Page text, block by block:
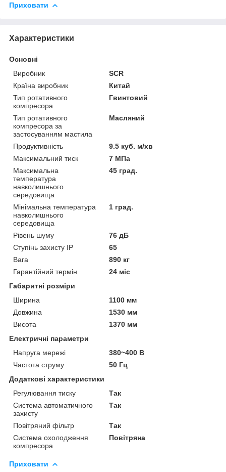
Приховати
Характеристики
Основні
Виробник
SCR
Країна виробник
Китай
Тип ротативного
компресора
Гвинтовий
Тип ротативного
компресора за
застосуванням мастила
Масляний
Продуктивність
9.5 куб. м/хв
Максимальний тиск
7 МПа
Максимальна
температура
навколишнього
середовища
45 град.
Мінімальна температура
навколишнього
середовища
1 град.
Рівень шуму
76 дБ
Ступінь захисту IP
65
Вага
890 кг
Гарантійний термін
24 міс
Габаритні розміри
Ширина
1100 мм
Довжина
1530 мм
Висота
1370 мм
Електричні параметри
Напруга мережі
380~400 В
Частота струму
50 Гц
Додаткові характеристики
Регулювання тиску
Так
Система автоматичного
захисту
Так
Повітряний фільтр
Так
Система охолодження
компресора
Повітряна
Приховати